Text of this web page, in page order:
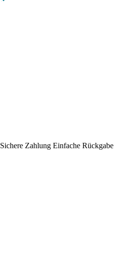
Sichere Zahlung Einfache Rückgabe